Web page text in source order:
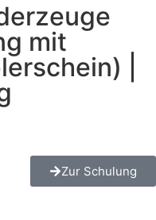
mit
|
Zur Schulung